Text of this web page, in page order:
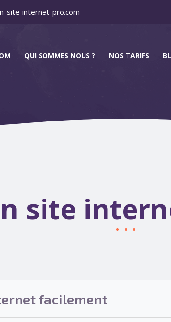
site-internet-pro.com
QUI SOMMES NOUS ? NOS TARIFS
site
facilement